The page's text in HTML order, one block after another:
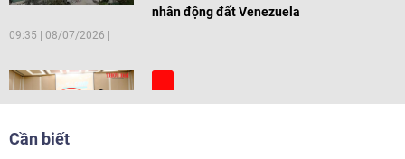
nhân động đất Venezuela
09:35 08/07/2026
[Video] Trẻ em Đông Á cùng kiến tạo
Cần biết